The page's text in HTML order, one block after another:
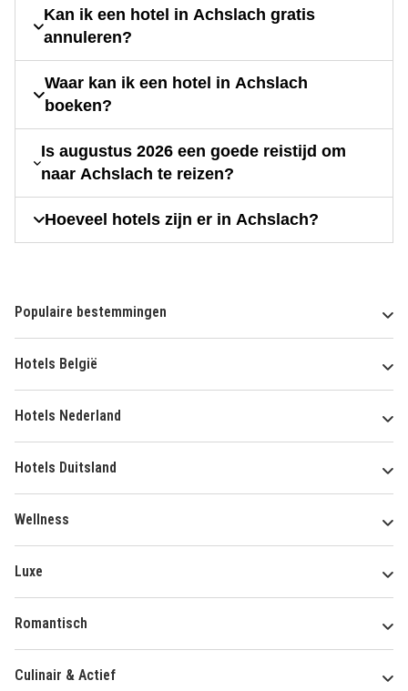
Kan ik een hotel in Achslach gratis
annuleren?
Waar kan ik een hotel in Achslach
boeken?
Is augustus 2026 een goede reistijd om
naar Achslach te reizen?
Hoeveel hotels zijn er in Achslach?
Populaire bestemmingen
Hotels België
Hotels Nederland
Hotels Duitsland
Wellness
Luxe
Romantisch
Culinair & Actief